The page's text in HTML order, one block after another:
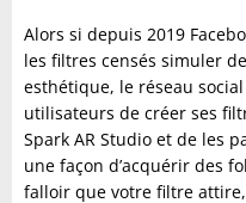
Alors si depuis 2019
les filtres censés simuler
esthétique, le réseau
utilisateurs de créer ses
Spark AR Studio et de les
une façon d’acquérir des
falloir que votre filtre